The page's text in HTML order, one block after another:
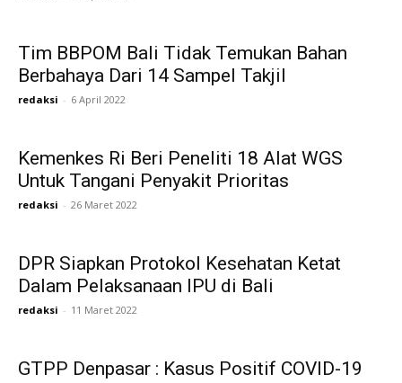
Tim BBPOM Bali Tidak Temukan Bahan
Berbahaya Dari 14 Sampel Takjil
redaksi - 6 April 2022
Kemenkes Ri Beri Peneliti 18 Alat WGS
Untuk Tangani Penyakit Prioritas
redaksi - 26 Maret 2022
DPR Siapkan Protokol Kesehatan Ketat
Dalam Pelaksanaan IPU di Bali
redaksi - 11 Maret 2022
GTPP Denpasar : Kasus Positif COVID-19